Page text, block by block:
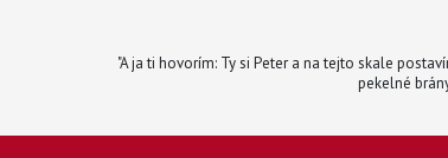
"A ja ti hovorím: Ty si Peter a na tejto skale
pekelné